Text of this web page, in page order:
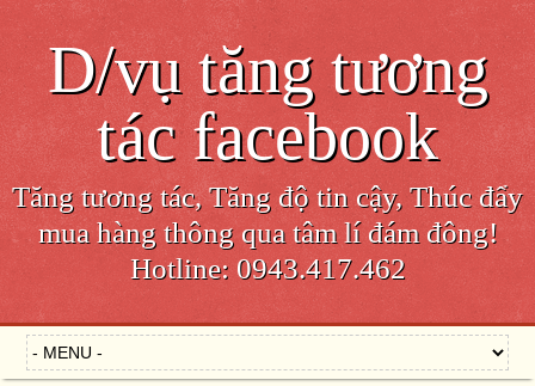
D/vụ tăng tương
tác facebook
Tăng tương tác, Tăng độ tin cậy, Thúc đẩy
mua hàng thông qua tâm lí đám đông!
Hotline: 0943.417.462